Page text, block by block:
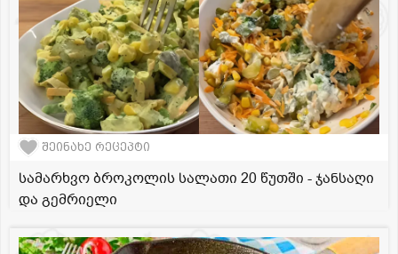
შეინახე რეცეპტი
სამარხვო ბროკოლის სალათი 20 წუთში - ჯანსაღი
და გემრიელი